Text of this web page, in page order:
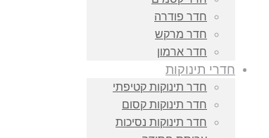
חדר פודרה
חדר מרקש
חדר ארמון
חדרי תינוקות
חדר תינוקות קטיפתי
חדר תינוקות קסום
חדר תינוקות נסיכות